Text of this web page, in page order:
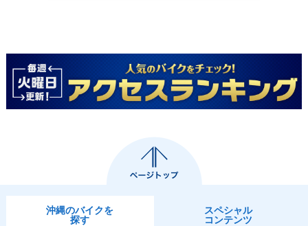
沖縄のバイクを
探す
スペシャル
コンテンツ